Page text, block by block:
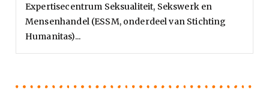
Expertisecentrum Seksualiteit, Sekswerk en
Mensenhandel (ESSM, onderdeel van Stichting
Humanitas)...